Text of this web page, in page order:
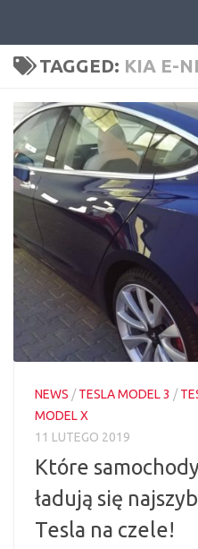
TAGGED: KIA E-
NEWS /TESLA MODEL 3 /
MODEL X
11 LUTEGO 2019
Które
ładują się
Tesla na czele!